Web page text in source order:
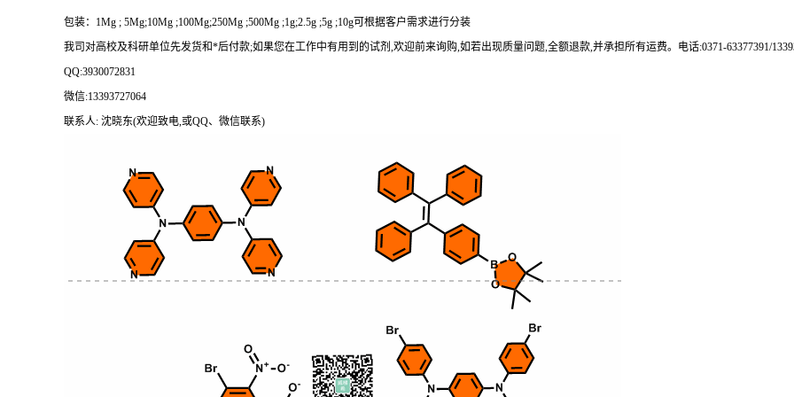
包装： 1Mg ; 5Mg;10Mg ;100Mg;250Mg ;500Mg ;1g;2.5g ;5g ;10g可根据客户需求进行分装
我司对高校及科研单位先发货和*后付款;如果您在工作中有用到的试剂,欢迎前来询购,如若出现质量问题,全额退款,并承担所有运费。电话:0371-63377391/
QQ:3930072831
微信:13393727064
联系人: 沈晓东(欢迎致电,或QQ、微信联系)